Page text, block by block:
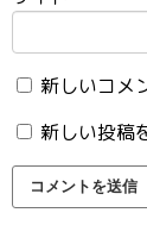
新しいコメ
新しい投稿